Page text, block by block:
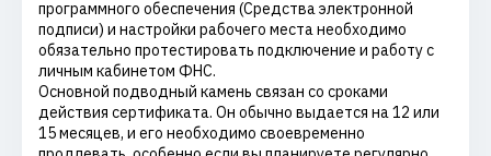
программного обеспечения (Средства электронной
подписи) и настройки рабочего места необходимо
обязательно протестировать подключение и работу с
личным кабинетом ФНС.
Основной подводный камень связан со сроками
действия сертификата. Он обычно выдается на 12 или
15 месяцев, и его необходимо своевременно